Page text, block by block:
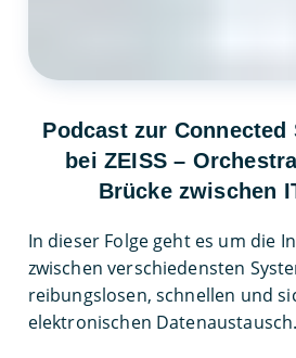
Podcast zur Connected
bei ZEISS –
Brücke zwischen
In dieser Folge geht es um die
zwischen verschiedensten
reibungslosen, schnellen und
elektronischen Datenaustausch.